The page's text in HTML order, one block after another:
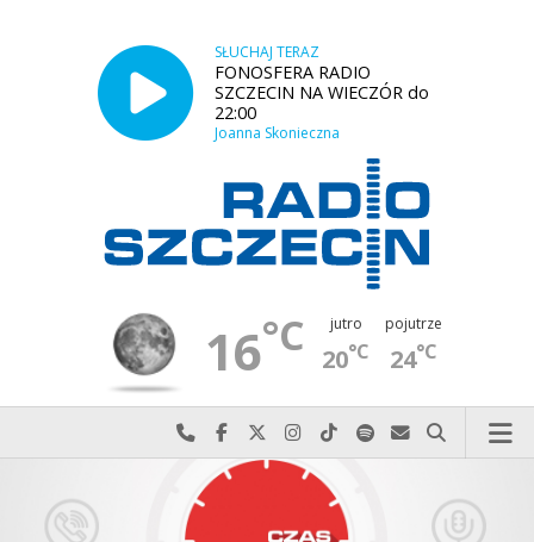
SŁUCHAJ TERAZ
FONOSFERA RADIO
SZCZECIN NA WIECZÓR do
22:00
Joanna Skonieczna
16°C jutro
20°C
pojutrze
24°C
Najlepiej po prostu do nas zadzwoń
Odwiedź nas na Facebook-u
Odwiedź nas na X
Odwiedź nas na Instagram-ie
Odwiedź nas na TikTok-u
Szukaj nas na Spotify
Wyślij do nas
Szukaj